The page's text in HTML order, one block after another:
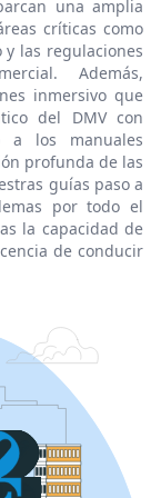
una amplia
críticas como
las regulaciones
Además,
inmersivo que
del DMV con
a los manuales
profunda de las
guías paso a
por todo el
la capacidad de
de conducir